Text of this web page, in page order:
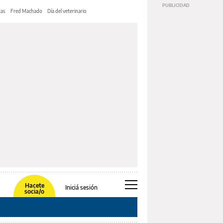
Fred Machado Día del veterinario
Hacete
socia/o
Iniciá sesión